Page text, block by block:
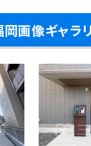
岡画像ギャラ